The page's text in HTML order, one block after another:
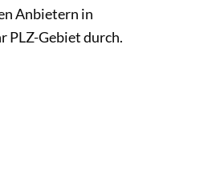
Anbietern in
PLZ-Gebiet durch.